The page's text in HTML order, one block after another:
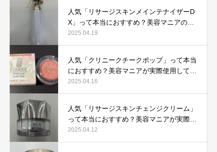
人気「リサージスキンメインテナイザーD
X」って本当におすすめ？美容マニアの私
が実際使用して、口コミを検証！
2025.04.19
人気「クリニークチークポップ」って本当
におすすめ？美容マニアが実際使用して口
コミを検証！
2025.04.16
人気「リサージスキンチェンジクリーム」
って本当におすすめ？美容マニアが実際使
用して口コミを検証！
2025.04.12